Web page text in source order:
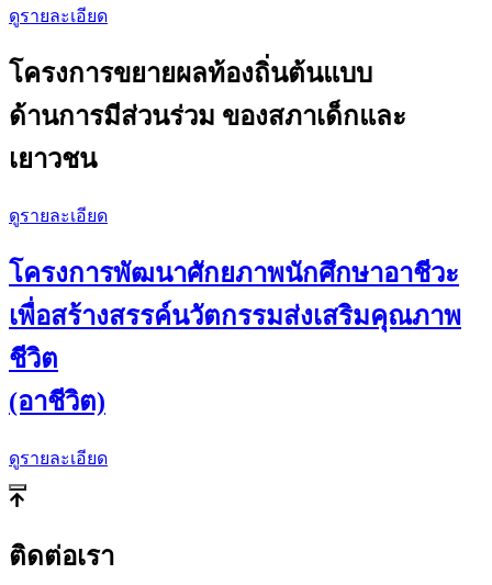
ดูรายละเอียด
โครงการขยายผลท้องถิ่นต้นแบบ
ด้านการมีส่วนร่วม ของสภาเด็กและ
เยาวชน
ดูรายละเอียด
โครงการพัฒนาศักยภาพนักศึกษาอาชีวะ
เพื่อสร้างสรรค์นวัตกรรมส่งเสริมคุณภาพ
ชีวิต
(อาชีวิต)
ดูรายละเอียด
ติดต่อเรา